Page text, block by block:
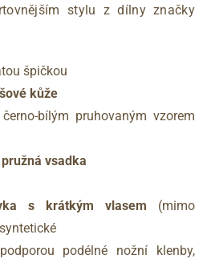
stylu z dílny značky
špičkou
kůže
bílým pruhovaným vzorem
vsadka
s krátkým vlasem (mimo
podélné nožní klenby,